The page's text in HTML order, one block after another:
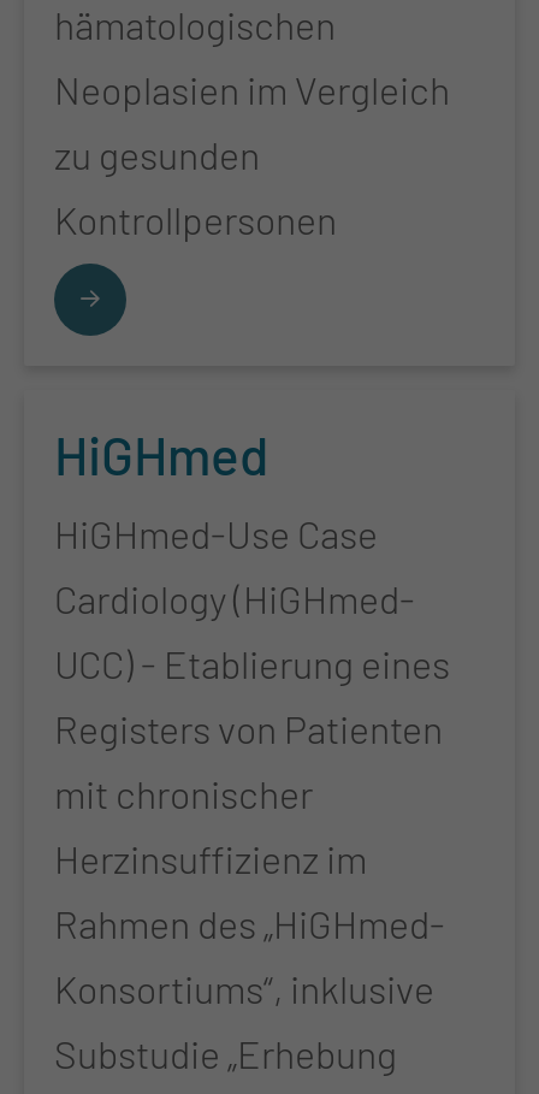
hämatologischen
Neoplasien im Vergleich
zu gesunden
Kontrollpersonen
HiGH­med
HiGHmed-Use Case
Cardiology (HiGHmed-
UCC) - Etablierung eines
Registers von Patienten
mit chronischer
Herzinsuffizienz im
Rahmen des „HiGHmed-
Konsortiums“, inklusive
Substudie „Erhebung